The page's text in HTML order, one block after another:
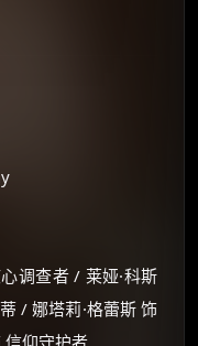
调查者 / 莱娅·科斯
/ 娜塔莉·格蕾斯 饰